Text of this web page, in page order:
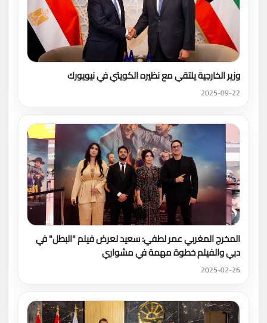
وزير الخارجية يلتقي مع نظيره الكويتي في نيويورك
2025-09-22
المخرج المغربي عمر لطفي: سعيد لعرض فيلم "البطل" في
دبي والفيلم خطوة مهمة في مشواري
2025-02-26